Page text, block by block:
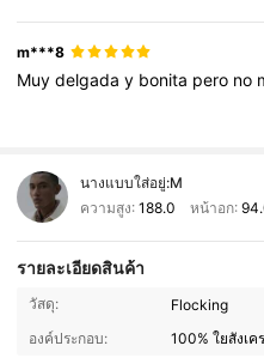
m***8
Muydelgaday bonita pero no
นางแบบใส่อยู่:M
ความสูง: 188.0 หน้าอก:
รายละเอียดสินค้า
วัสดุ:
Flocking
องค์ประกอบ:
100% ใยสังเค